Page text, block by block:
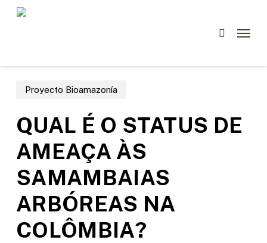
Menu
Proyecto Bioamazonía
QUAL É O STATUS DE
AMEAÇA ÀS
SAMAMBAIAS
ARBÓREAS NA
COLÔMBIA?